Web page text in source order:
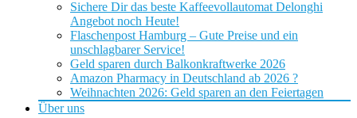
Sichere Dir das beste Kaffeevollautomat Delonghi
Angebot noch Heute!
Flaschenpost Hamburg – Gute Preise und ein
unschlagbarer Service!
Geld sparen durch Balkonkraftwerke 2026
Amazon Pharmacy in Deutschland ab 2026 ?
Weihnachten 2026: Geld sparen an den Feiertagen
Über uns